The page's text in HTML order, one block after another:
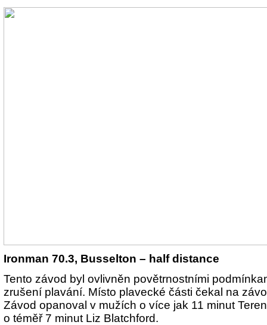
Ironman 70.3, Busselton – half distance
Tento závod byl ovlivněn povětrnostními
zrušení plavání. Místo plavecké části čekal na
Závod opanoval v mužích o více jak 11 minut
o téměř 7 minut Liz Blatchford.